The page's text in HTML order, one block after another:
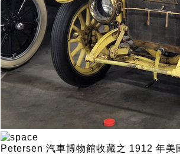
Petersen 汽車博物館收藏之 1912 年